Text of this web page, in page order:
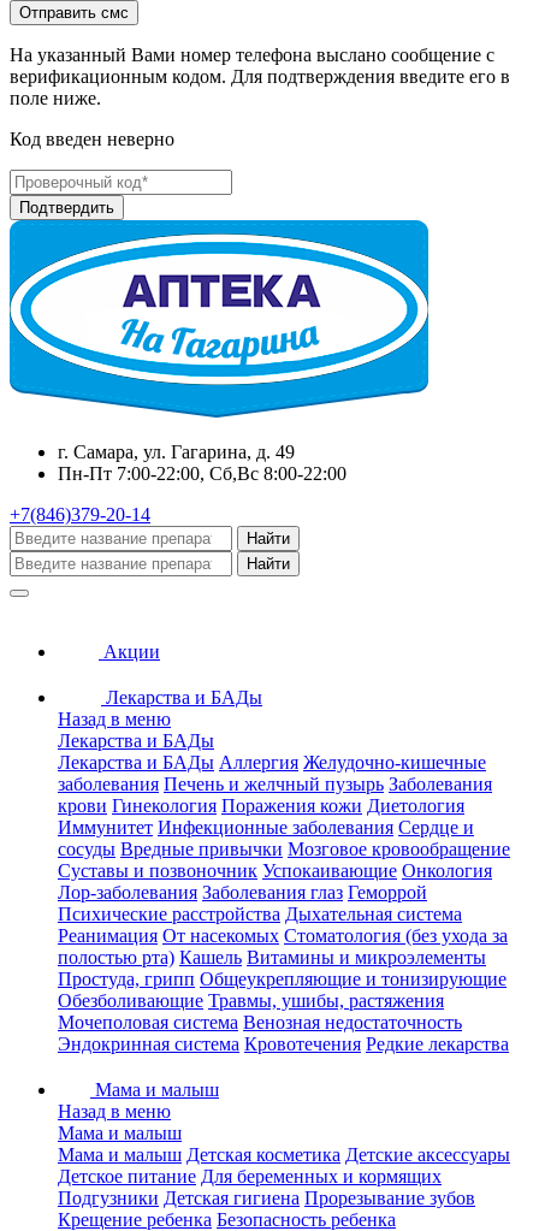
На указанный Вами номер телефона выслано сообщение с
верификационным кодом. Для подтверждения введите его в
поле ниже.
Код введен неверно
г. Самара, ул. Гагарина, д. 49
Пн-Пт 7:00-22:00, Сб,Вс 8:00-22:00
+7(846)379-20-14
Найти
Найти
Акции
Лекарства и БАДы
Назад в меню
Лекарства и БАДы
Лекарства и БАДы Аллергия Желудочно-кишечные
заболевания Печень и желчный пузырь Заболевания
крови Гинекология Поражения кожи Диетология
Иммунитет Инфекционные заболевания Сердце и
сосуды Вредные привычки Мозговое кровообращение
Суставы и позвоночник Успокаивающие Онкология
Лор-заболевания Заболевания глаз Геморрой
Психические расстройства Дыхательная система
Реанимация От насекомых Стоматология (без ухода за
полостью рта) Кашель Витамины и микроэлементы
Простуда, грипп Общеукрепляющие и тонизирующие
Обезболивающие Травмы, ушибы, растяжения
Мочеполовая система Венозная недостаточность
Эндокринная система Кровотечения Редкие лекарства
Мама и малыш
Назад в меню
Мама и малыш
Мама и малыш Детская косметика Детские аксессуары
Детское питание Для беременных и кормящих
Подгузники Детская гигиена Прорезывание зубов
Крещение ребенка Безопасность ребенка